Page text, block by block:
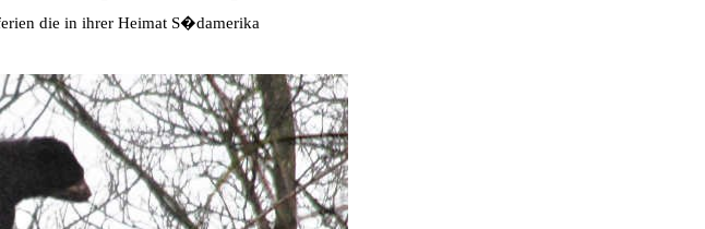
die in ihrer Heimat S�damerika